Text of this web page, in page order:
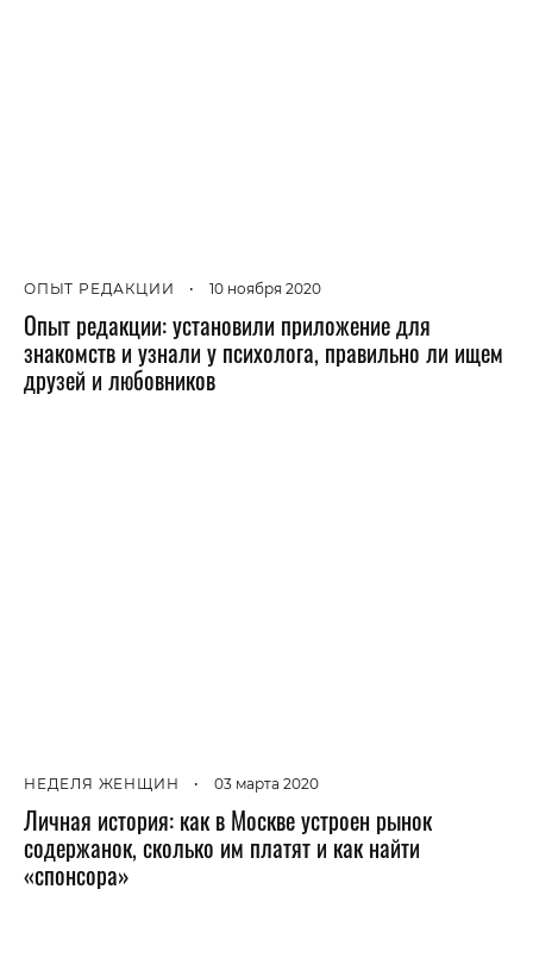
ОПЫТ РЕДАКЦИИ • 10 ноября 2020
Опыт редакции: установили приложение для
знакомств и узнали у психолога, правильно ли ищем
друзей и любовников
НЕДЕЛЯ ЖЕНЩИН • 03 марта 2020
Личная история: как в Москве устроен рынок
содержанок, сколько им платят и как найти
«спонсора»